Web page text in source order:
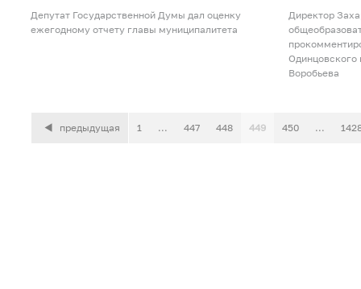
Депутат Государственной Думы дал оценку
ежегодному отчету главы муниципалитета
Директор
Одинцовского
Воробьева
предыдущая 1 ... 447 448 449 450 ...